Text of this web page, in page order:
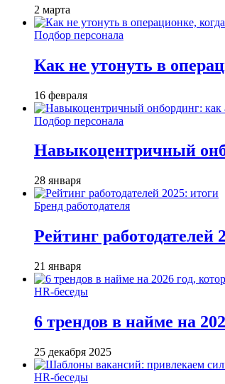
2 марта
Подбор персонала
Как не утонуть в
16 февраля
Подбор персонала
Навыкоцентричный
28 января
Бренд работодателя
Рейтинг работодателей
21 января
HR-беседы
6 трендов в найме на
25 декабря 2025
HR-беседы